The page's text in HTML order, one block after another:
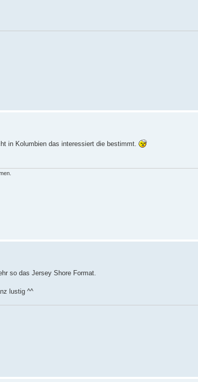
in Kolumbien das interessiert die bestimmt.
so das Jersey Shore Format.
lustig ^^